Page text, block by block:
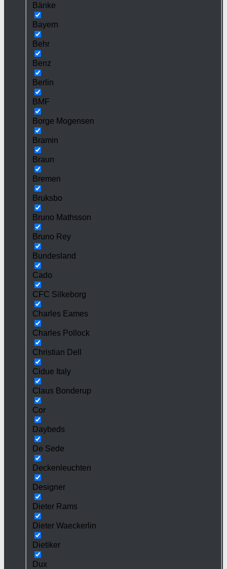
Bänke
Bayern
Behr
Benz
Berlin
BMF
Borge Mogensen
Bramin
Braun
Bremen
Bruksbo
Bruno Mathsson
Bruno Rey
Bundesland
Cado
CFC Silkeborg
Charles Eames
Charles Pollock
Christian Dell
Cidue Italy
Claus Bonderup
Cor
Daybeds
De Sede
Deckenleuchten
Designer
Dieter Rams
Dieter Waeckerlin
Dietiker
Dux